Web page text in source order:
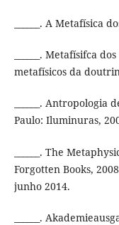
______. A Metafísica
______. Metafísifca
metafísicos da
______.
Paulo: Iluminuras,
______. The
Forgotten Books,
junho 2014.
______.